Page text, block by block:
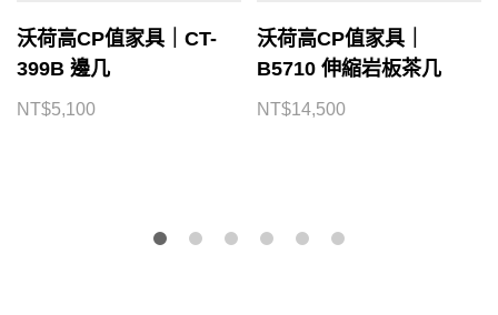
沃荷高CP值家具｜CT-
399B 邊几
NT$5,100
沃荷高CP值家具｜
B5710 伸縮岩板茶几
NT$14,500